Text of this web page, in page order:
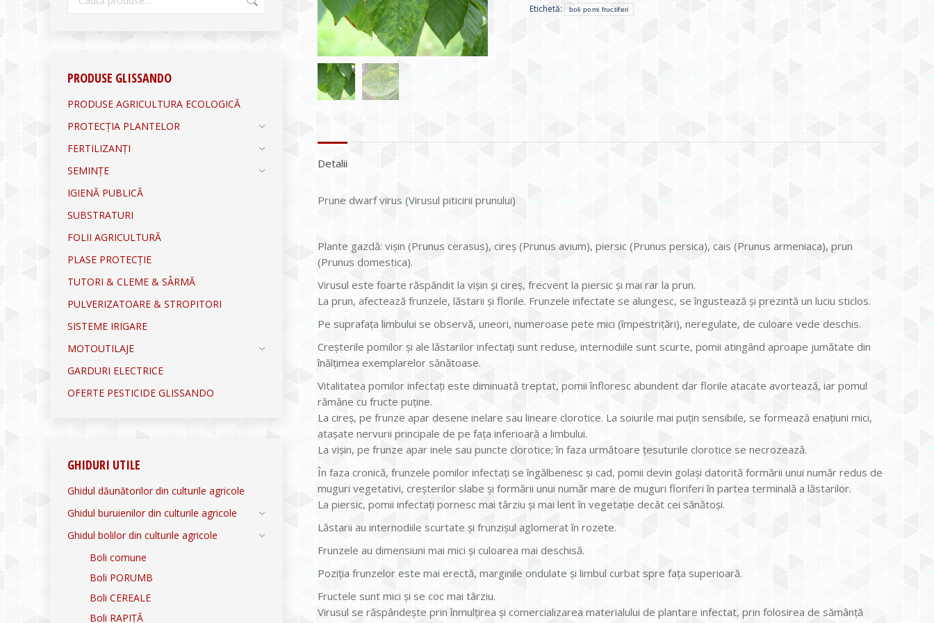
Etichetă:
boli pomi fructiferi
Detalii
Prune dwarf virus (Virusul piticirii prunului)
Plante gazdă: vișin (Prunus cerasus), cireș (Prunus avium), piersic (Prunus persica), cais (Prunus armeniaca), prun
(Prunus domestica).
Virusul este foarte răspândit la vișin și cireș, frecvent la piersic și mai rar la prun.
La prun, afectează frunzele, lăstarii și florile. Frunzele infectate se alungesc, se îngustează și prezintă un luciu sticlos.
Pe suprafața limbului se observă, uneori, numeroase pete mici (împestrițări), neregulate, de culoare vede deschis.
Creșterile pomilor și ale lăstarilor infectați sunt reduse, internodiile sunt scurte, pomii atingând aproape jumătate din
înălțimea exemplarelor sănătoase.
Vitalitatea pomilor infectați este diminuată treptat, pomii înfloresc abundent dar florile atacate avortează, iar pomul
rămâne cu fructe puține.
La cireș, pe frunze apar desene inelare sau lineare clorotice. La soiurile mai puțin sensibile, se formează enațiuni mici,
atașate nervurii principale de pe fața inferioară a limbului.
La vișin, pe frunze apar inele sau puncte clorotice; în faza următoare țesuturile clorotice se necrozează.
În faza cronică, frunzele pomilor infectați se îngălbenesc și cad, pomii devin golași datorită formării unui număr redus de
muguri vegetativi, creșterilor slabe și formării unui număr mare de muguri floriferi în partea terminală a lăstarilor.
La piersic, pomii infectați pornesc mai târziu și mai lent în vegetație decât cei sănătoși.
Lăstarii au internodiile scurtate și frunzișul aglomerat în rozete.
Frunzele au dimensiuni mai mici și culoarea mai deschisă.
Poziția frunzelor este mai erectă, marginile ondulate și limbul curbat spre fața superioară.
Fructele sunt mici și se coc mai târziu.
Virusul se răspândește prin înmulțirea și comercializarea materialului de plantare infectat, prin folosirea de sămânță
PRODUSE GLISSANDO
PRODUSE AGRICULTURA ECOLOGICĂ
PROTECȚIA PLANTELOR
FERTILIZANȚI
SEMINȚE
IGIENĂ PUBLICĂ
SUBSTRATURI
FOLII AGRICULTURĂ
PLASE PROTECȚIE
TUTORI & CLEME & SÂRMĂ
PULVERIZATOARE & STROPITORI
SISTEME IRIGARE
MOTOUTILAJE
GARDURI ELECTRICE
OFERTE PESTICIDE GLISSANDO
GHIDURI UTILE
Ghidul dăunătorilor din culturile agricole
Ghidul buruienilor din culturile agricole
Ghidul bolilor din culturile agricole
Boli comune
Boli PORUMB
Boli CEREALE
Boli RAPIȚĂ